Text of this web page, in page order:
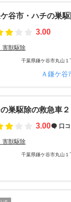
谷市・ハチの巣
3.00
害獣駆除
千葉県鎌ケ谷市丸山１
Ａ鎌ケ
巣駆除の救急車２
3.00
口コ
害獣駆除
千葉県鎌ケ谷市丸山１